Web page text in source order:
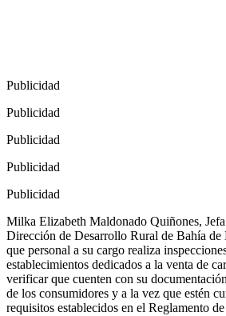
Publicidad
Publicidad
Publicidad
Publicidad
Publicidad
Milka Elizabeth Maldonado Quiñones,
Dirección de Desarrollo Rural de Bahía de
que personal a su cargo realiza
establecimientos dedicados a la venta de
verificar que cuenten con su
de los consumidores y a la vez que estén
requisitos establecidos en el Reglamento